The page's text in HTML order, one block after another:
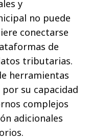
y
no puede
conectarse
de
tributarias.
herramientas
su capacidad
complejos
adicionales